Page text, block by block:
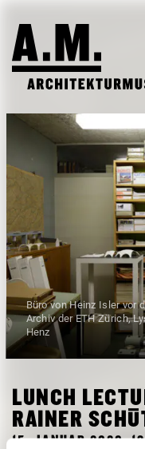
A.M.
A.M.
Büro von Heinz Isler vor
Archiv der ETH Zürich,
Henz
LUNCH
RAINER
15. JANUAR 2020,